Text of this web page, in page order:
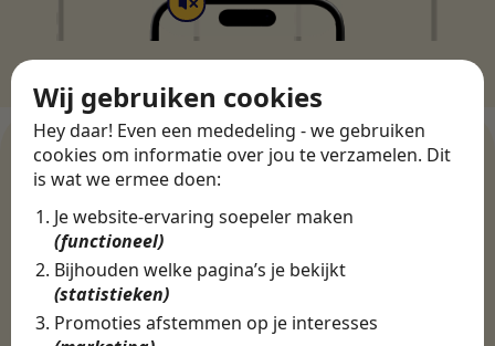
Wij gebruiken cookies
Hey daar! Even een mededeling - we gebruiken
cookies om informatie over jou te verzamelen. Dit
is wat we ermee doen:
Je website-ervaring soepeler maken
(functioneel)
Bijhouden welke pagina’s je bekijkt
(statistieken)
Promoties afstemmen op je interesses
WERKGEVERS
Ontdek meer dan 500+
werkgevers